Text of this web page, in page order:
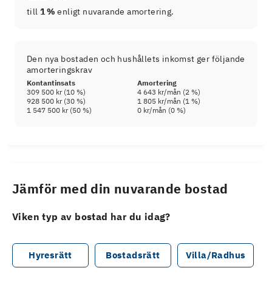
till 1 % enligt nuvarande amortering.
Den nya bostaden och hushållets inkomst ger följande
amorteringskrav
Kontantinsats
Amortering
309 500 kr(10 %) 4 643 kr/mån (2 %)
928 500 kr(30 %) 1 805 kr/mån (1 %)
1 547 500 kr(50 %) 0 kr/mån (0 %)
Jämför med din nuvarande bostad
Viken typ av bostad har du idag?
Hyresrätt Bostadsrätt Villa/Radhus